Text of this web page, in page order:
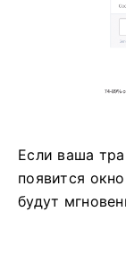
Если ваша
появится
будут